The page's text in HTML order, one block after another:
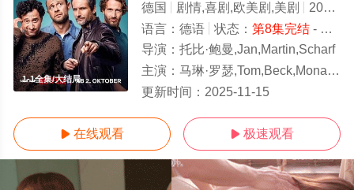
1-1全集/大结局
德国 剧情,喜剧,欧美剧,美剧 2025
语言： 德语 状态： 第8集完结- 免费在线观看
导演： 托比·鲍曼,Jan,Martin,Scharf
主演： 马琳·罗瑟,Tom,Beck,Mona,Pirzad
更新时间： 2025-11-15
 在线观看  极速观看